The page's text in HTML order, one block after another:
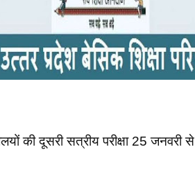
की दूसरी सत्रीय परीक्षा 25 जनवरी से